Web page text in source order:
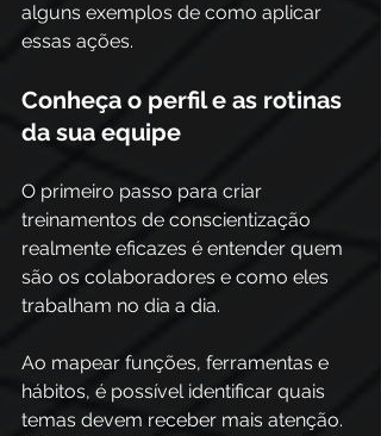
alguns exemplos de como aplicar
essas ações.
Conheça o perfil e as rotinas
da sua equipe
O primeiro passo para criar
treinamentos de conscientização
realmente eficazes é entender quem
são os colaboradores e como eles
trabalham no dia a dia.
Ao mapear funções, ferramentas e
hábitos, é possível identificar quais
temas devem receber mais atenção.